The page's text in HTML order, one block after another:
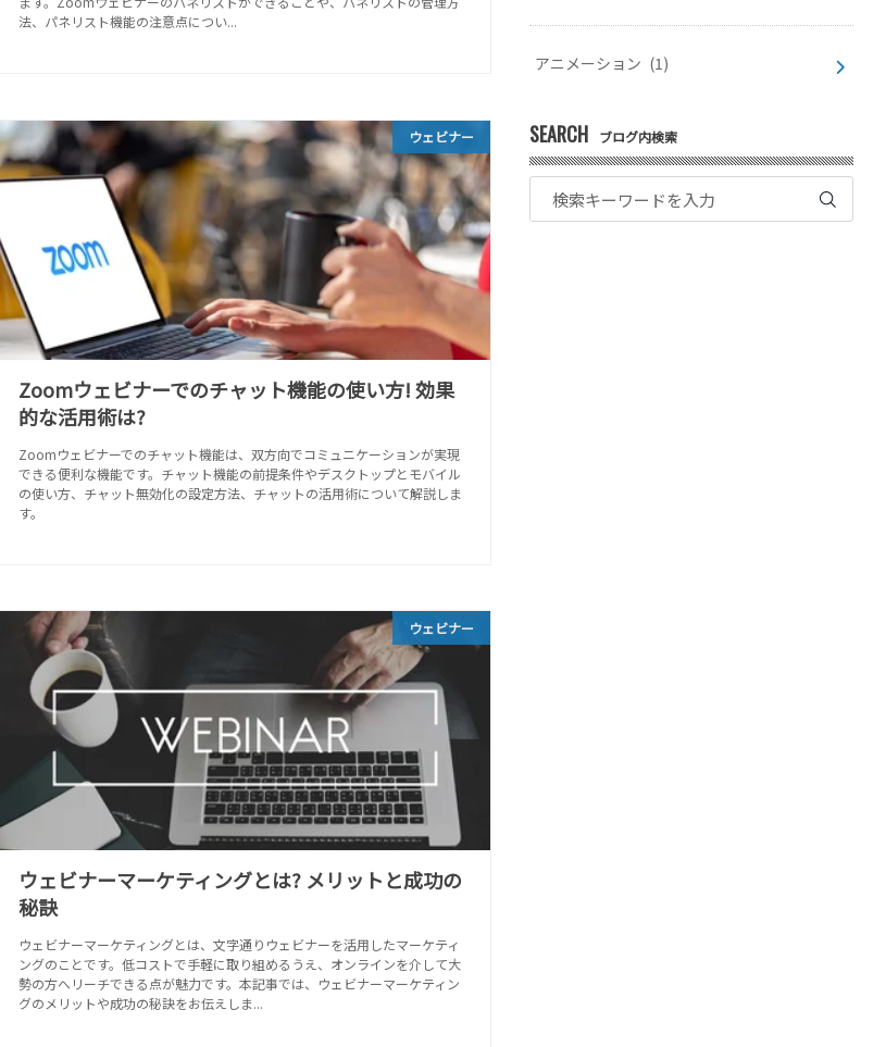
法、パネリスト機能の注意点につい...
ウェビナー
Zoomウェビナーでのチャット機能の使い方! 効果
的な活用術は?
Zoomウェビナーでのチャット機能は、双方向でコミュニケーションが実現
できる便利な機能です。チャット機能の前提条件やデスクトップとモバイル
の使い方、チャット無効化の設定方法、チャットの活用術について解説しま
す。
ウェビナー
ウェビナーマーケティングとは? メリットと成功の
秘訣
ウェビナーマーケティングとは、文字通りウェビナーを活用したマーケティ
ングのことです。低コストで手軽に取り組めるうえ、オンラインを介して大
勢の方へリーチできる点が魅力です。本記事では、ウェビナーマーケティン
グのメリットや成功の秘訣をお伝えしま...
アニメーション (1)
SEARCH ブログ内検索